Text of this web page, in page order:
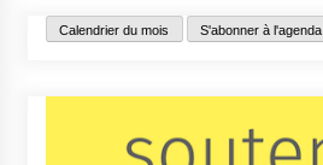
Calendrier du mois S'abonner à l'agenda